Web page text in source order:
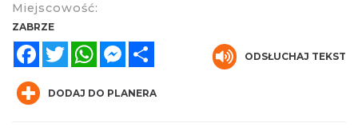
Gliwice
6.77 km
Miejscowość:
ZABRZE
FacebookTwitterWhatsAppMessenger
ODSŁUCHAJ TEKST
DODAJ DO PLANERA